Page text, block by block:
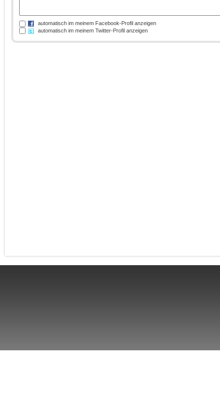
automatisch im meinem Facebook-Profil anzeigen
automatisch im meinem Twitter-Profil anzeigen